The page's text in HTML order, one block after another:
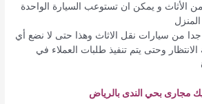
من الأثاث و يمكن ان تستوعب السيارة الواحدة
جدا من سيارات نقل الاثاث وهذا حتى لا نضع أي
وحتى يتم تنفيذ طلبات العملاء في
مجارى بحي الندى بالرياض